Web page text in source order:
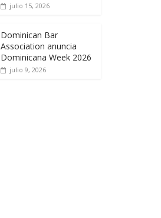
julio 15, 2026
Dominican Bar
Association anuncia
Dominicana Week 2026
julio 9, 2026